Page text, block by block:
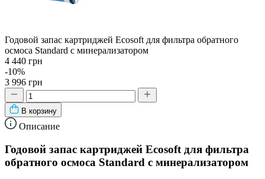
Годовой запас картриджей Ecosoft для фильтра обратного
осмоса Standard с минерализатором
4 440 грн
-10%
3 996 грн
В корзину
Описание
Годовой запас картриджей Ecosoft для фильтра
обратного осмоса Standard с минерализатором